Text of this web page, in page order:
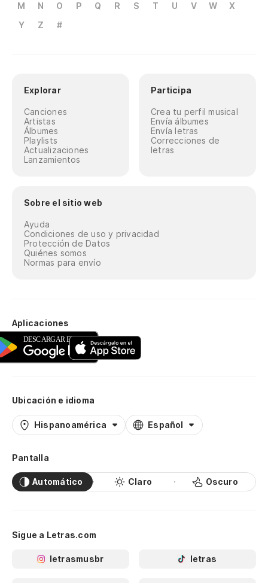
M
N O P Q R S T U V W
X
Y
Z #
Explorar
Canciones
Artistas
Álbumes
Playlists
Actualizaciones
Lanzamientos
Participa
Crea tu perfil musical
Envía álbumes
Envía letras
Correcciones de
letras
Sobre el sitio web
Ayuda
Condiciones de uso y privacidad
Protección de Datos
Quiénes somos
Normas para envío
Aplicaciones
Ubicación e idioma
Hispanoamérica Español
Pantalla
Automático Claro Oscuro
Sigue a Letras.com
letrasmusbr letras